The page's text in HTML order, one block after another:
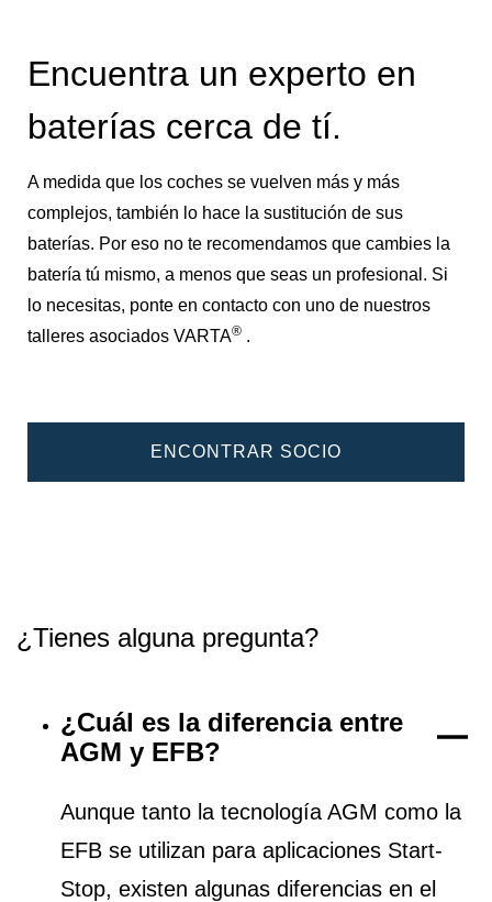
Encuentra un experto en
baterías cerca de tí.
A medida que los coches se vuelven más y más
complejos, también lo hace la sustitución de sus
baterías. Por eso no te recomendamos que cambies la
batería tú mismo, a menos que seas un profesional. Si
lo necesitas, ponte en contacto con uno de nuestros
talleres asociados VARTA® .
ENCONTRAR SOCIO
¿Tienes alguna pregunta?
¿Cuál es la diferencia entre
AGM y EFB?
Aunque tanto la tecnología AGM como la
EFB se utilizan para aplicaciones Start-
Stop, existen algunas diferencias en el